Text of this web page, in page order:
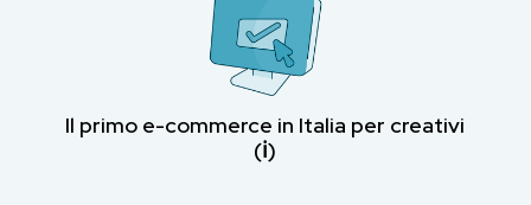
Il primo e-commerce in Italia per creativi
(ℹ︎)